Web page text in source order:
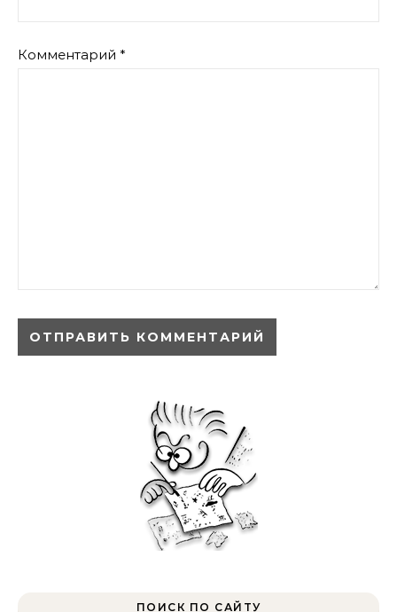
Комментарий *
ПОИСК ПО САЙТУ